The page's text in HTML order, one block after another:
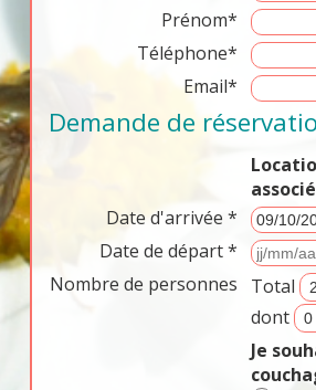
Prénom*
Téléphone*
Email*
Demande de
Date d'arrivée *
Date de départ *
Nombre de personnes
Total
dont
Je